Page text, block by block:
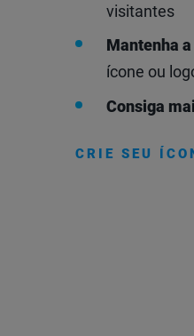
visitantes
Mantenha
ícone ou
Consiga
CRIE SEU